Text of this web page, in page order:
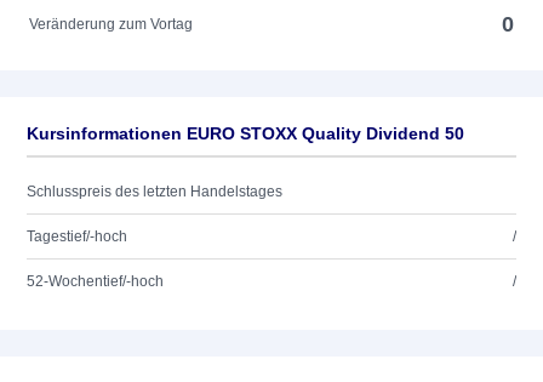
Veränderung zum Vortag 0
Kursinformationen EURO STOXX Quality Dividend 50
Schlusspreis des letzten Handelstages
Tagestief/-hoch /
52-Wochentief/-hoch /